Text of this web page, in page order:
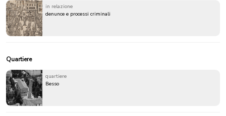
in relazione
denunce e processi criminali
Quartiere
quartiere
Besso